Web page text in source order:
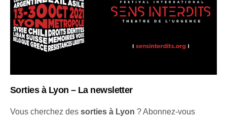
Sorties à Lyon – La newsletter
Vous cherchez dessorties à Lyon ? Abonnez-vous